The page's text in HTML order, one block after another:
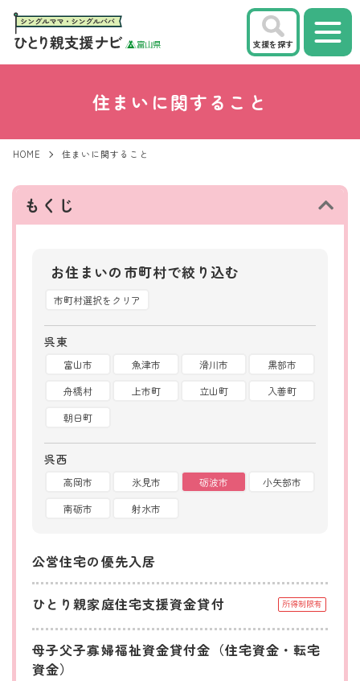
支援を探す
住まいに関すること
HOME 住まいに関すること
もくじ
お住まいの市町村で絞り込む
市町村選択をクリア
呉東
富山市 魚津市 滑川市
黒部市
舟橋村
上市町 立山町
入善町
朝日町
呉西
高岡市 氷見市 砺波市
小矢部市
南砺市
射水市
公営住宅の優先入居
ひとり親家庭住宅支援資金貸付 所得制限有
母子父子寡婦福祉資金貸付金（住宅資金・転宅
資金）